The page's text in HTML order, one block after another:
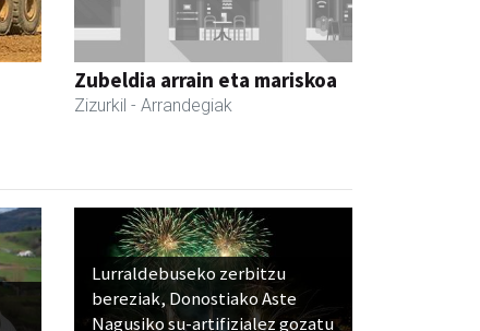
Zubeldia arrain eta mariskoa
Zizurkil - Arrandegiak
Lurraldebuseko zerbitzu
bereziak, Donostiako Aste
Nagusiko su-artifizialez gozatu